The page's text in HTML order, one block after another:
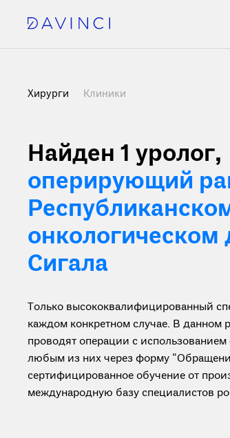
Хирурги Клиники
Найден 1 уролог,
оперирующий
Сигала
Только высококвалифицированный
каждом конкретном случае. В данном
проводят операции с
любым из них через форму
сертифицированное обучение от
международную базу специалистов